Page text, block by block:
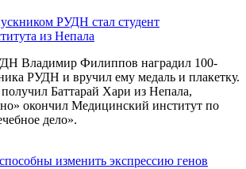
РУДН стал студент
из Непала
Владимир Филиппов наградил 100-
РУДН и вручил ему медаль и плакетку.
Баттарай Хари из Непала,
окончил Медицинский институт по
дело».
изменить экспрессию генов